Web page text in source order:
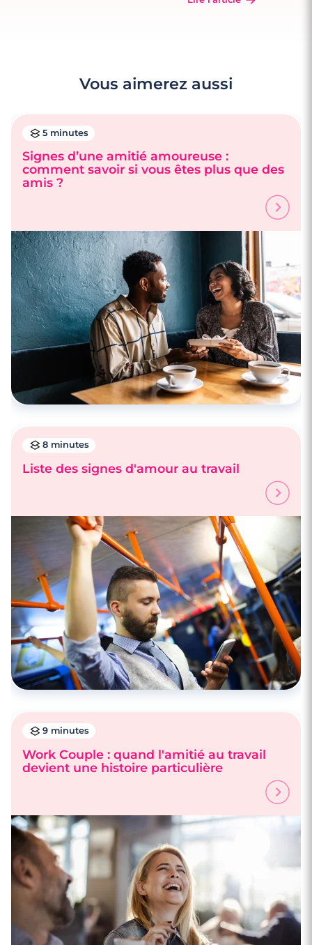
Vous aimerez aussi
5 minutes
Signes d’une amitié amoureuse :
comment savoir si vous êtes plus que des
amis ?
8 minutes
Liste des signes d'amour au travail
9 minutes
Work Couple : quand l'amitié au travail
devient une histoire particulière